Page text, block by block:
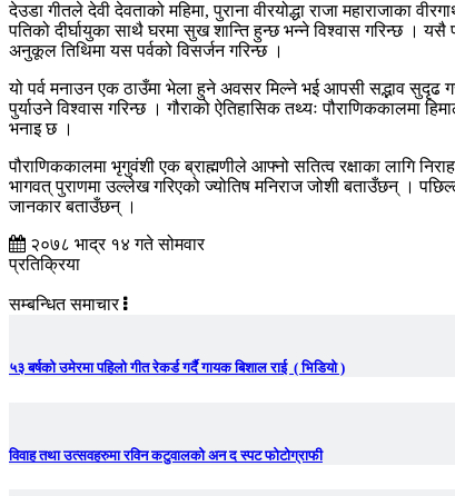
देउडा गीतले देवी देवताको महिमा, पुराना वीरयोद्धा राजा महाराजाका
पतिको दीर्घायुका साथै घरमा सुख शान्ति हुन्छ भन्ने विश्वास गरिन्छ । यसै
अनुकूल तिथिमा यस पर्वको विसर्जन गरिन्छ ।
यो पर्व मनाउन एक ठाउँमा भेला हुने अवसर मिल्ने भई आपसी सद्भाव सुदृढ
पुर्याउने विश्वास गरिन्छ । गौराको ऐतिहासिक तथ्यः पौराणिककालमा
भनाइ छ ।
पौराणिककालमा भृगुवंशी एक ब्राह्मणीले आफ्नो सतित्व रक्षाका लागि
भागवत् पुराणमा उल्लेख गरिएको ज्योतिष मनिराज जोशी बताउँछन् ।
जानकार बताउँछन् ।
२०७८ भाद्र १४ गते सोमवार
प्रतिक्रिया
सम्बन्धित समाचार
५३ बर्षको उमेरमा पहिलो गीत रेकर्ड गर्दै गायक बिशाल राई ( भिडियो )
विवाह तथा उत्सवहरुमा रविन कटुवालको अन द स्पट फोटोग्राफी